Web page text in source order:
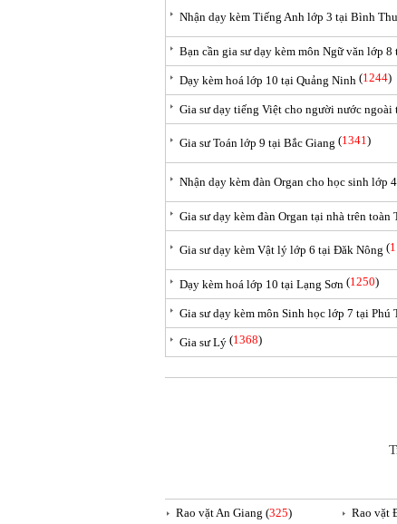
Nhận dạy kèm Tiếng Anh lớp 3 tại Bình
Bạn cần gia sư dạy kèm môn Ngữ văn lớp
Dạy kèm hoá lớp 10 tại Quảng Ninh (1244)
Gia sư dạy tiếng Việt cho người nước ngoài
Gia sư Toán lớp 9 tại Bắc Giang (1341)
Nhận dạy kèm đàn Organ cho học sinh lớp
Gia sư dạy kèm đàn Organ tại nhà trên toàn
Gia sư dạy kèm Vật lý lớp 6 tại Đăk Nông (
Dạy kèm hoá lớp 10 tại Lạng Sơn (1250)
Gia sư dạy kèm môn Sinh học lớp 7 tại Phú
Gia sư Lý (1368)
Rao vặt An Giang (325)
Rao vặt